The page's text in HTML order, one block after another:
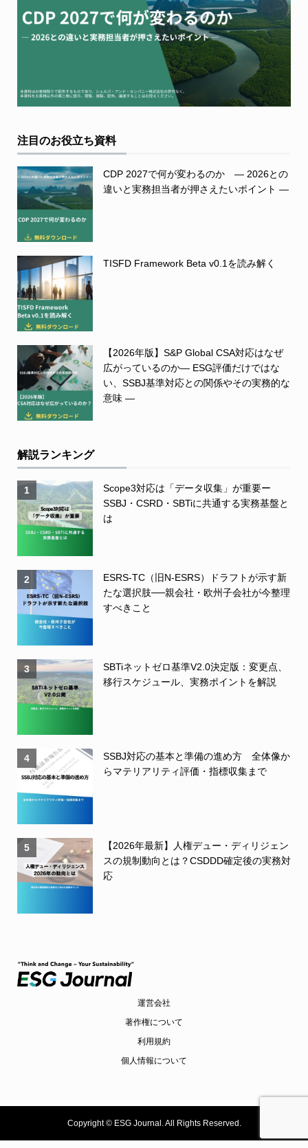
注目のお役立ち資料
CDP 2027で何が変わるのか ― 2026との
違いと実務担当者が押さえたいポイント ―
TISFD Framework Beta v0.1を読み解く
【2026年版】S&P Global CSA対応はなぜ
広がっているのか― ESG評価だけではな
い、SSBJ基準対応との関係やその実務的な
意味 ―
解説ランキング
1
Scope3対応は「データ収集」が重要ー
SSBJ・CSRD・SBTiに共通する実務基盤と
は
2
ESRS-TC（旧N-ESRS）ドラフトが示す新
たな選択肢──親会社・欧州子会社が今整理
すべきこと
3
SBTiネットゼロ基準V2.0決定版：変更点、
移行スケジュール、実務ポイントを解説
4
SSBJ対応の基本と準備の進め方 全体像か
らマテリアリティ評価・指標収集まで
5
【2026年最新】人権デュー・ディリジェン
スの規制動向とは？CSDDD確定後の実務対
応
運営会社
著作権について
利用規約
個人情報について
Copyright ©ESG Journal. All Rights Reserved.